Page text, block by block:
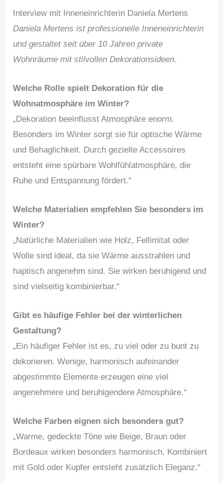
Interview mit Inneneinrichterin Daniela Mertens
Daniela Mertens ist professionelle Inneneinrichterin
und gestaltet seit über 10 Jahren private
Wohnräume mit stilvollen Dekorationsideen.
Welche Rolle spielt Dekoration für die
Wohnatmosphäre im Winter?
„Dekoration beeinflusst Atmosphäre enorm.
Besonders im Winter sorgt sie für optische Wärme
und Behaglichkeit. Durch gezielte Accessoires
entsteht eine spürbare Wohlfühlatmosphäre, die
Ruhe und Entspannung fördert.“
Welche Materialien empfehlen Sie besonders im
Winter?
„Natürliche Materialien wie Holz, Fellimitat oder
Wolle sind ideal, da sie Wärme ausstrahlen und
haptisch angenehm sind. Sie wirken beruhigend und
sind vielseitig kombinierbar.“
Gibt es häufige Fehler bei der winterlichen
Gestaltung?
„Ein häufiger Fehler ist es, zu viel oder zu bunt zu
dekorieren. Wenige, harmonisch aufeinander
abgestimmte Elemente erzeugen eine viel
angenehmere und beruhigendere Atmosphäre.“
Welche Farben eignen sich besonders gut?
„Warme, gedeckte Töne wie Beige, Braun oder
Bordeaux wirken besonders harmonisch. Kombiniert
mit Gold oder Kupfer entsteht zusätzlich Eleganz.“